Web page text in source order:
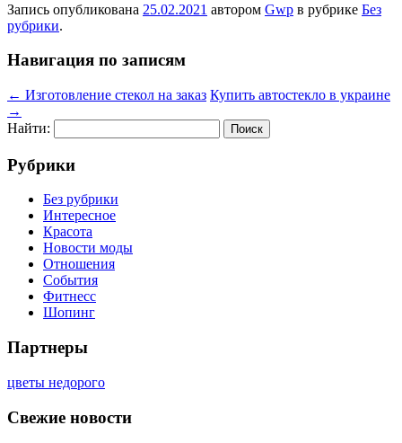
Запись опубликована 25.02.2021 автором Gwp в рубрике Без
рубрики.
Навигация по записям
← Изготовление стекол на заказ Купить автостекло в украине
→
Найти:
Рубрики
Без рубрики
Интересное
Красота
Новости моды
Отношения
События
Фитнесс
Шопинг
Партнеры
цветы недорого
Свежие новости